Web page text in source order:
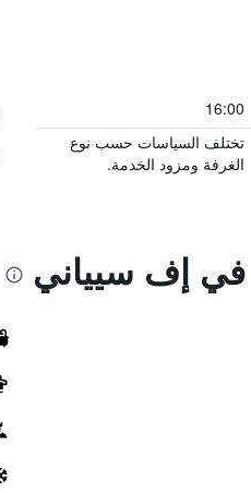
16:00
تختلف السياسات حسب نوع
الغرفة ومزود الخدمة.
في إف سيياني